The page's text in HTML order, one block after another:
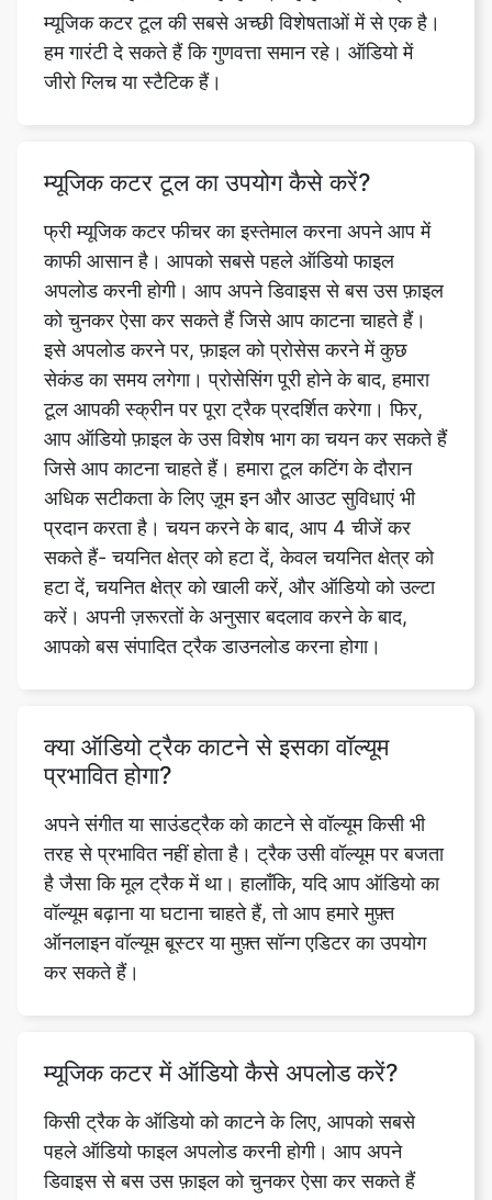
म्यूजिक कटर टूल का उपयोग कैसे करें?
काफी आसान है। आपको सबसे पहले ऑडियो फाइल
अपलोड करनी होगी। आप अपने डिवाइस से बस उस फ़ाइल
को चुनकर ऐसा कर सकते हैं जिसे आप काटना चाहते हैं।
इसे अपलोड करने पर, फ़ाइल को प्रोसेस करने में कुछ
सेकंड का समय लगेगा। प्रोसेसिंग पूरी होने के बाद, हमारा
टूल आपकी स्क्रीन पर पूरा ट्रैक प्रदर्शित करेगा। फिर,
आप ऑडियो फ़ाइल के उस विशेष भाग का चयन कर सकते हैं
जिसे आप काटना चाहते हैं। हमारा टूल कटिंग के दौरान
अधिक सटीकता के लिए ज़ूम इन और आउट सुविधाएं भी
प्रदान करता है। चयन करने के बाद, आप 4 चीजें कर
सकते हैं- चयनित क्षेत्र को हटा दें, केवल चयनित क्षेत्र को
हटा दें, चयनित क्षेत्र को खाली करें, और ऑडियो को उल्टा
करें। अपनी ज़रूरतों के अनुसार बदलाव करने के बाद,
आपको बस संपादित ट्रैक डाउनलोड करना होगा।
क्या ऑडियो ट्रैक काटने से इसका वॉल्यूम
तरह से प्रभावित नहीं होता है। ट्रैक उसी वॉल्यूम पर बजता
है जैसा कि मूल ट्रैक में था। हालाँकि, यदि आप ऑडियो का
वॉल्यूम बढ़ाना या घटाना चाहते हैं, तो आप हमारे मुफ़्त
ऑनलाइन वॉल्यूम बूस्टर या मुफ़्त सॉन्ग एडिटर का उपयोग
कर सकते हैं।
म्यूजिक कटर में ऑडियो कैसे अपलोड करें?
पहले ऑडियो फाइल अपलोड करनी होगी। आप अपने
डिवाइस से बस उस फ़ाइल को चुनकर ऐसा कर सकते हैं
जिसे आप काटना चाहते हैं।